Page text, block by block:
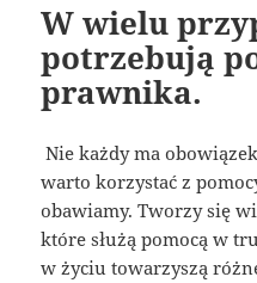
W wielu
potrzebują
prawnika.
Nie każdy ma
warto korzystać z
obawiamy. Tworzy się
które służą pomocą w
w życiu towarzyszą